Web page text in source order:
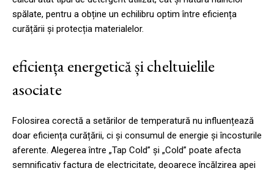
spălate, pentru a obține un echilibru optim între eficiența
curățării și protecția materialelor.
eficiența energetică și cheltuielile
asociate
Folosirea corectă a setărilor de temperatură nu influențează
doar eficiența curățării, ci și consumul de energie și încosturile
aferente. Alegerea între „Tap Cold” și „Cold” poate afecta
semnificativ factura de electricitate, deoarece încălzirea apei